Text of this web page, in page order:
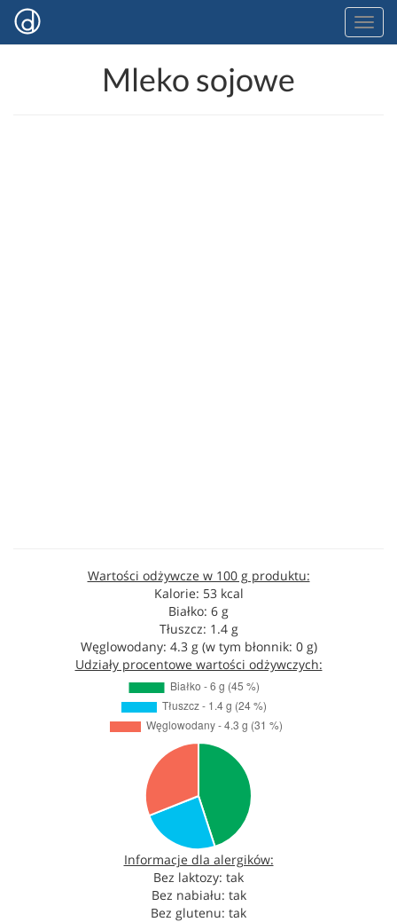
Mleko sojowe
Wartości odżywcze w 100 g produktu:
Kalorie: 53 kcal
Białko: 6 g
Tłuszcz: 1.4 g
Węglowodany: 4.3 g (w tym błonnik: 0 g)
Udziały procentowe wartości odżywczych:
Informacje dla alergików:
Bez laktozy: tak
Bez nabiału: tak
Bez glutenu: tak